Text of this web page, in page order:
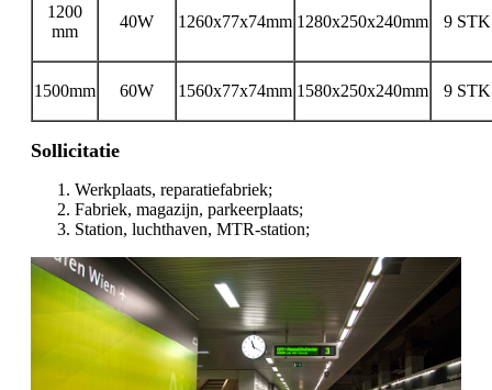
1200
mm
40W 1260x77x74mm 1280x250x240mm 9
1500mm 60W 1560x77x74mm 1580x250x240mm 9
Sollicitatie
Werkplaats, reparatiefabriek;
Fabriek, magazijn, parkeerplaats;
Station, luchthaven, MTR-station;